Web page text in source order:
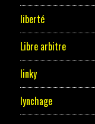
liberté
Libre arbitre
linky
lynchage